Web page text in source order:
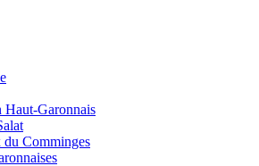
Haut-Garonnais
du Comminges